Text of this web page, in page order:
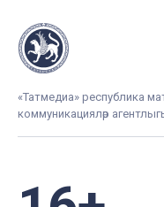
«Татмедиа» республика
коммуникацияләр